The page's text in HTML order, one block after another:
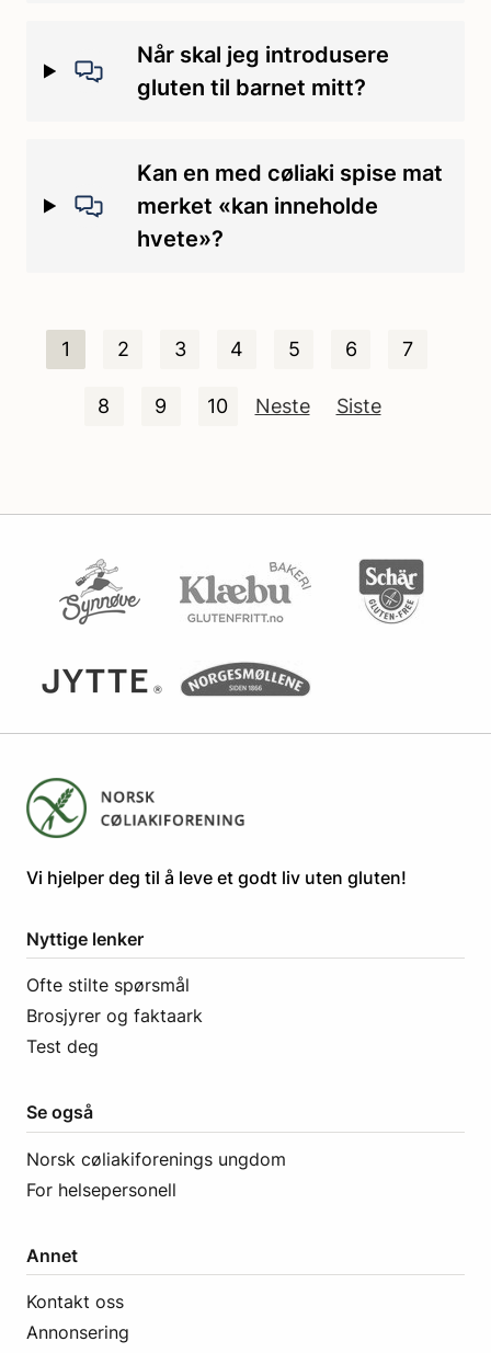
Når skal jeg introdusere
gluten til barnet mitt?
Kan en med cøliaki spise mat
merket «kan inneholde
hvete»?
1 2 3 4 5 6 7
8 9 10 Neste Siste
​​​​Vi hjelper deg til å leve et godt liv uten gluten! ​
Nyttige lenker
Ofte stilte spørsmål
Brosjyrer og faktaark
Test deg
Se også
Norsk cøliakiforenings ungdom
For helsepersonell
Annet
Kontakt oss
Annonsering